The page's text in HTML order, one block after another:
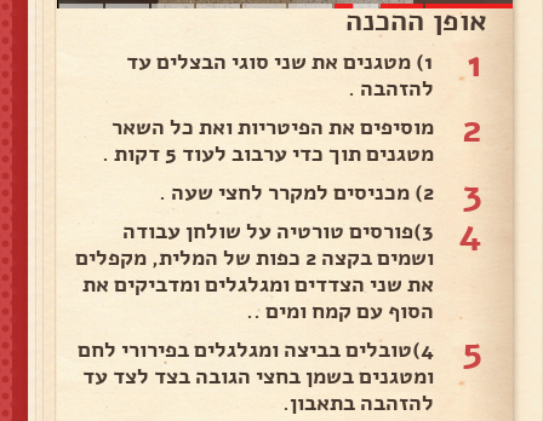
אופן ההכנה
1
1) מטגנים את שני סוגי הבצלים עד
להזהבה .
2
מוסיפים את הפיטריות ואת כל השאר
מטגנים תוך כדי ערבוב לעוד 5 דקות .
3 2) מכניסים למקרר לחצי שעה .
4
3)פורסים טורטיה על שולחן עבודה
ושמים בקצה 2 כפות של המלית, מקפלים
את שני הצדדים ומגלגלים ומדביקים את
הסוף עם קמח ומים ..
5
4)טובלים בביצה ומגלגלים בפירורי לחם
ומטגנים בשמן בחצי הגובה בצד לצד עד
להזהבה בתאבון.